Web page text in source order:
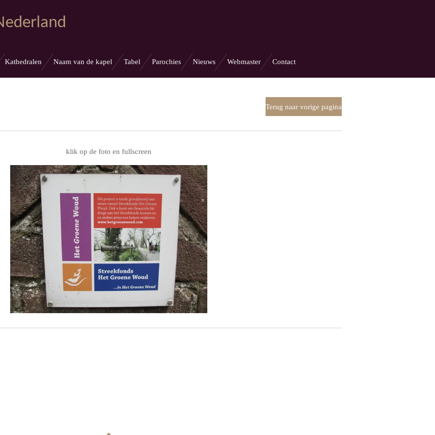
Kathedralen Naam van de kapel Tabel Parochies Nieuws Webmaster Contact
Terug naar vorige pagina
klik op de foto en fullscreen